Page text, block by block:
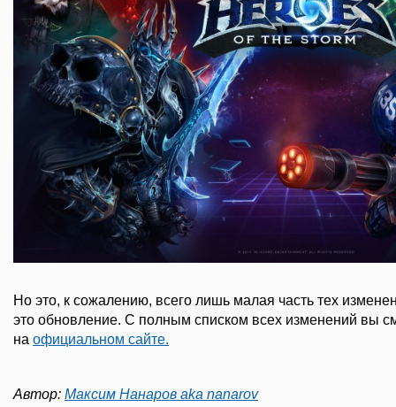
Но это, к сожалению, всего лишь малая часть тех
это обновление. С полным списком всех изменений вы
на официальном сайте.
Автор: Максим Нанаров aka nanarov